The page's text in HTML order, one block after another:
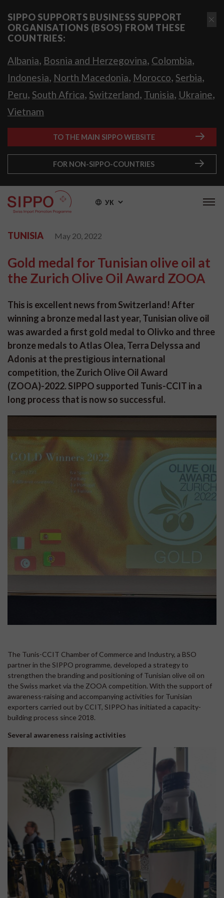
SIPPO SUPPORTS BUSINESS SUPPORT
ORGANISATIONS (BSOS) FROM THESE
COUNTRIES:
Albania, Bosnia and Herzegovina, Colombia,
Indonesia, North Macedonia, Morocco, Serbia,
Peru, South Africa, Switzerland, Tunisia, Ukraine,
Vietnam
TO THE MAIN SIPPO WEBSITE
FOR NON-SIPPO-COUNTRIES
УК
TUNISIA May 20, 2022
Gold medal for Tunisian olive oil at
the Zurich Olive Oil Award ZOOA
This is excellent news from Switzerland! After
winning a bronze medal last year, Tunisian olive oil
was awarded a first gold medal to Olivko and three
bronze medals to Atlas Olea, Terra Delyssa and
Adonis at the prestigious international
competition, the Zurich Olive Oil Award
(ZOOA)-2022. SIPPO supported Tunis-CCIT in a
long process that is now so successful.
The Tunis-CCIT Chamber of Commerce and Industry, a BSO
partner in the SIPPO programme, developed a strategy to
strengthen the branding and positioning of Tunisian olive oil on
the Swiss market via the ZOOA competition. With the support of
awareness-raising and accompanying activities for Tunisian
exporters carried out by CCIT, SIPPO has initiated a capacity-
building process since 2018.
Several awareness raising activities